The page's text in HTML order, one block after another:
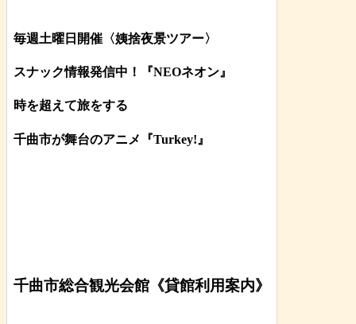
毎週土曜日開催〈姨捨夜景ツアー〉
スナック情報発信中！『NEOネオン』
時を超えて旅をする
千曲市が舞台のアニメ『Turkey!』
千曲市総合観光会館《貸館利用案内》